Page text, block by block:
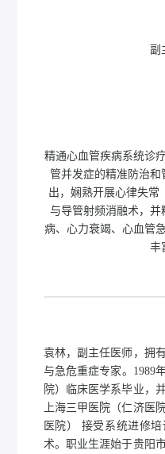
副
精通心血管疾病系统诊
管并发症的精准防治
出，娴熟开展心律失常
与导管射频消融术，
病、心力衰竭、心血管
丰
袁林，副主任医师，拥
与急危重症专家。1989
院）临床医学系毕业，
上海三甲医院（仁济医
医院） 接受系统进修
术。职业生涯始于贵阳